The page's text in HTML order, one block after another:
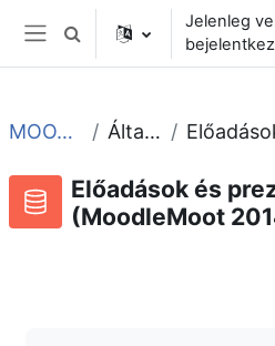
Tovább a fő tartalomhoz
Oldalpanel
Keresési bemeneti adatok
Jelenleg
MOOT2014 Általános
Előadások és
(MoodleMoot